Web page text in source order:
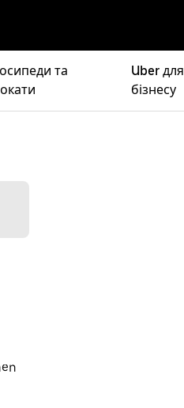
та
Uber для
бізнесу